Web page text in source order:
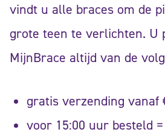
vindt u alle braces om de
grote teen te verlichten. U
MijnBrace altijd van de
gratis verzending vanaf
voor 15:00 uur besteld